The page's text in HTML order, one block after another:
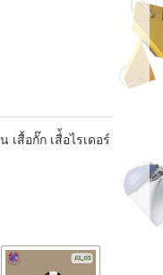
เสื้อกั๊ก เสื่้อไรเดอร์